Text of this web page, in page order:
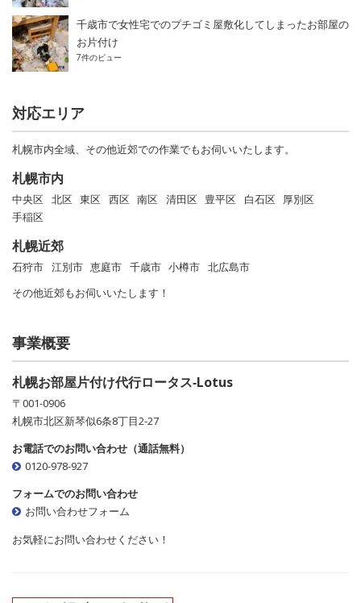
千歳市で女性宅でのプチゴミ屋敷化してしまったお部屋の
お片付け
7件のビュー
対応エリア
札幌市内全域、その他近郊での作業でもお伺いいたします。
札幌市内
中央区 北区 東区 西区 南区 清田区 豊平区 白石区 厚別区
手稲区
札幌近郊
石狩市 江別市 恵庭市 千歳市 小樽市 北広島市
その他近郊もお伺いいたします！
事業概要
札幌お部屋片付け代行ロータス‐Lotus
〒001-0906
札幌市北区新琴似6条8丁目2-27
お電話でのお問い合わせ（通話無料）
0120-978-927
フォームでのお問い合わせ
お問い合わせフォーム
お気軽にお問い合わせください！